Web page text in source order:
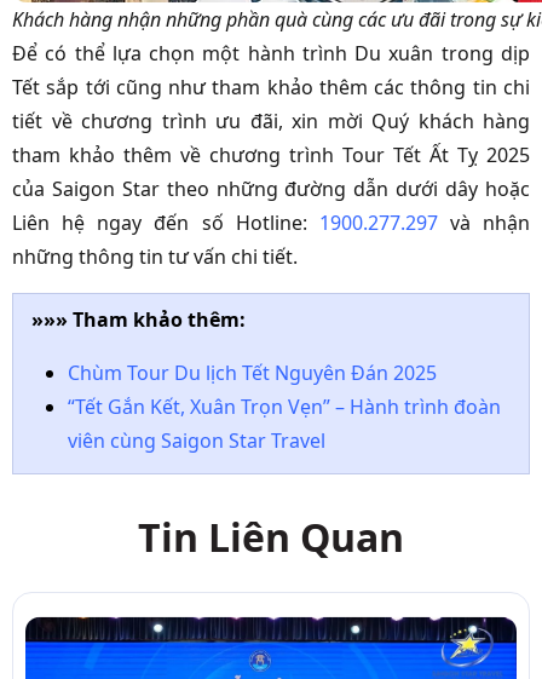
Khách hàng nhận những phần quà cùng các ưu đãi trong sự
Để có thể lựa chọn một hành trình Du xuân trong dịp
Tết sắp tới cũng như tham khảo thêm các thông tin chi
tiết về chương trình ưu đãi, xin mời Quý khách hàng
tham khảo thêm về chương trình Tour Tết Ất Tỵ 2025
của Saigon Star theo những đường dẫn dưới dây hoặc
Liên hệ ngay đến số Hotline: 1900.277.297 và nhận
những thông tin tư vấn chi tiết.
»»» Tham khảo thêm:
Chùm Tour Du lịch Tết Nguyên Đán 2025
“Tết Gắn Kết, Xuân Trọn Vẹn” – Hành trình đoàn
viên cùng Saigon Star Travel
Tin Liên Quan